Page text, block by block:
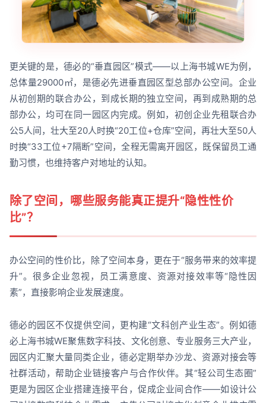
更关键的是，德必的“垂直园区”模式——以上海书城WE为例，
总体量29000㎡，是德必先进垂直园区型总部办公空间。企业
从初创期的联合办公，到成长期的独立空间，再到成熟期的总
部办公，均可在同一园区内完成。例如，初创企业先租联合办
公5人间，壮大至20人时换“20工位+仓库”空间，再壮大至50人
时换“33工位+7隔断”空间，全程无需离开园区，既保留员工通
勤习惯，也维持客户对地址的认知。
除了空间，哪些服务能真正提升“隐性性价
比”？
办公空间的性价比，除了空间本身，更在于“服务带来的效率提
升”。很多企业忽视，员工满意度、资源对接效率等“隐性因
素”，直接影响企业发展速度。
德必的园区不仅提供空间，更构建“文科创产业生态”。例如德
必上海书城WE聚焦数字科技、文化创意、专业服务三大产业，
园区内汇聚大量同类企业，德必定期举办沙龙、资源对接会等
社群活动，帮助企业链接客户与合作伙伴。其“轻公司生态圈”
更是为园区企业搭建连接平台，促成企业间合作——如设计公